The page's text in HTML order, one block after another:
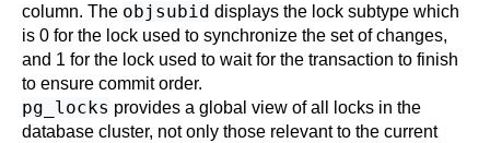
column. The objsubid displays the lock subtype which
is 0 for the lock used to synchronize the set of changes,
and 1 for the lock used to wait for the transaction to finish
to ensure commit order.
pg_locks provides a global view of all locks in the
database cluster, not only those relevant to the current